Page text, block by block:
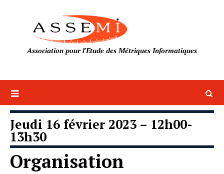
Association pour l'Etude des Métriques Informatiques
Jeudi 16 février 2023 – 12h00-
13h30
Organisation